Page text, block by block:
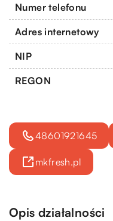
Numer telefonu
Adres internetowy
NIP
REGON
48601921645
mkfresh.pl
Opis działalności